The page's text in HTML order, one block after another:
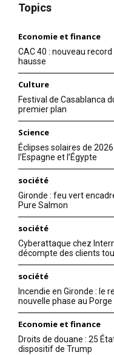
Topics
Economie et finance
CAC 40 : nouveau
hausse
Culture
Festival de Casablanca
premier plan
Science
Éclipses solaires de
l’Espagne et l’Égypte
société
Gironde : feu vert
Pure Salmon
société
Cyberattaque chez
décompte des clients
société
Incendie en Gironde : le
nouvelle phase au
Economie et finance
Droits de douane : 25
dispositif de Trump